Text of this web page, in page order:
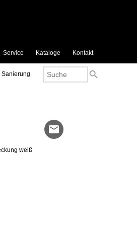
Service Kataloge Kontakt
Sanierung search
weiß
mail